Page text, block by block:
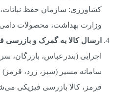
کشاورزی: سازمان حفظ
وزارت بهداشت، محصولات
ارسال کالا به گمرک و بازرسی
اجرایی (بندرعباس،
سامانه مسیر (سبز، زرد، قرمز)
قرمز، کالا بازرسی فیزیکی